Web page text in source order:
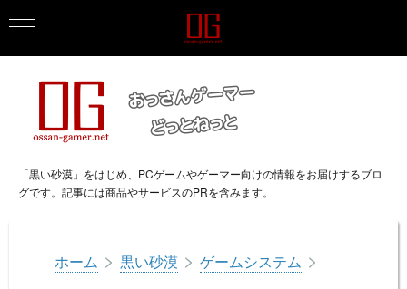
「黒い砂漠」をはじめ、PCゲームやゲーマー向けの情報をお届けするブロ
グです。記事には商品やサービスのPRを含みます。
ホーム > 黒い砂漠 > ゲームシステム >